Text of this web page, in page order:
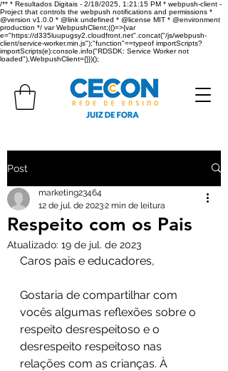
/** * Resultados Digitais - 2/18/2025, 1:21:15 PM * webpush-client -
Project that controls the webpush notifications and permissions *
@version v1.0.0 * @link undefined * @license MIT * @environment
production */ var WebpushClient;(()=>{var
e="https://d335luupugsy2.cloudfront.net".concat("/js/webpush-
client/service-worker.min.js");"function"==typeof importScripts?
importScripts(e):console.info("RDSDK: Service Worker not
loaded"),WebpushClient={}})();
Post
Respeito com os Pais
marketing23464
12 de jul. de 20232 min de leitura
Atualizado: 19 de jul. de 2023
Caros pais e educadores,
Gostaria de compartilhar com
vocês algumas reflexões sobre o
respeito desrespeitoso e o
desrespeito respeitoso nas
relações com as crianças. À